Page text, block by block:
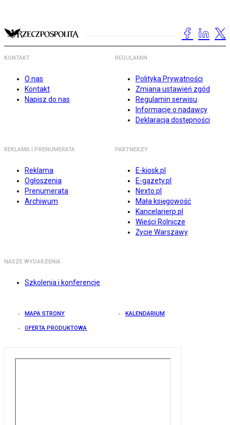
KONTAKT
O nas
Kontakt
Napisz do nas
REGULAMIN
Polityka Prywatności
Zmiana ustawień zgód
Regulamin serwisu
Informacje o nadawcy
Deklaracja dostępności
REKLAMA I PRENUMERATA
Reklama
Ogłoszenia
Prenumerata
Archiwum
PARTNERZY
E-kiosk.pl
E-gazety.pl
Nexto.pl
Mała księgowość
Kancelarierp.pl
Wieści Rolnicze
Życie Warszawy
NASZE WYDARZENIA
Szkolenia i konferencje
MAPA STRONY KALENDARIUM
OFERTA PRODUKTOWA